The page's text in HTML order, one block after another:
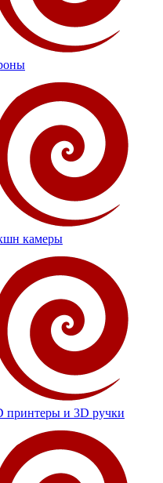
камеры
принтеры и 3D ручки